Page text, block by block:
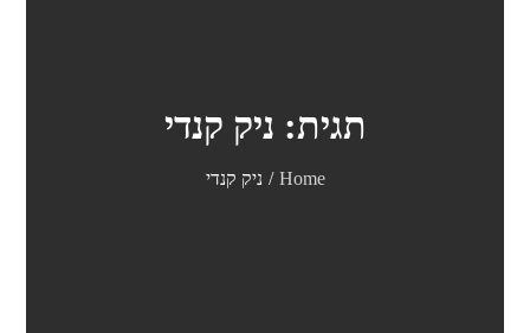
תגית: ניק קנדי
Home ניק קנדי